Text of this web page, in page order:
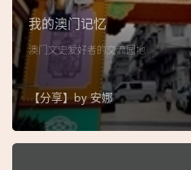
索
古
地
图
妈
阁
我的澳门记忆
澳门文史爱好者的交流园地
【分享】by安娜